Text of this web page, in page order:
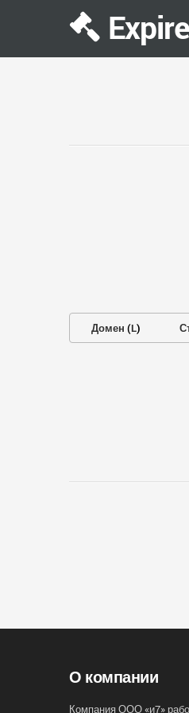
Домен (L)
О компании
Компания ООО «и7»